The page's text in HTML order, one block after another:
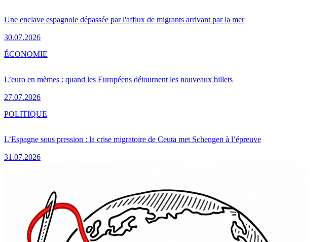
Une enclave espagnole dépassée par l'afflux de migrants arrivant par la mer
30.07.2026
L’euro en mèmes : quand les Européens détournent les nouveaux billets
27.07.2026
ÉCONOMIE
L’Espagne sous pression : la crise migratoire de Ceuta met Schengen à l’épreuve
31.07.2026
POLITIQUE